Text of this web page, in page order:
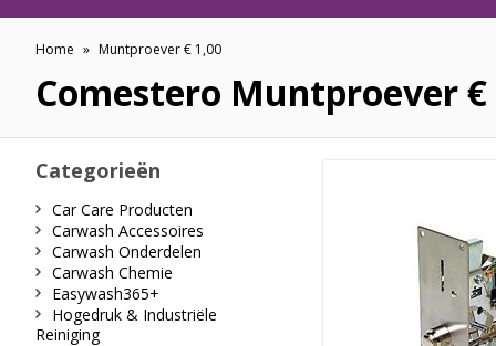
Home » Muntproever € 1,00
Comestero Muntproever €
Categorieën
Car Care Producten
Carwash Accessoires
Carwash Onderdelen
Carwash Chemie
Easywash365+
Hogedruk & Industriële
Reiniging